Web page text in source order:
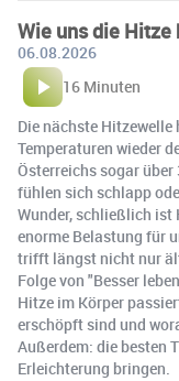
Wie uns die
06.08.2026
16 Minuten
Die nächste
Temperaturen wieder
Österreichs sogar über
fühlen sich schlapp
Wunder, schließlich ist
enorme Belastung für
trifft längst nicht nur
Folge von "Besser
Hitze im Körper
erschöpft sind und
Außerdem: die besten
Erleichterung bringen.